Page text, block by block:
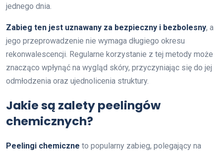
jednego dnia.
Zabieg ten jest uznawany za bezpieczny i bezbolesny, a
jego przeprowadzenie nie wymaga długiego okresu
rekonwalescencji. Regularne korzystanie z tej metody może
znacząco wpłynąć na wygląd skóry, przyczyniając się do jej
odmłodzenia oraz ujednolicenia struktury.
Jakie są zalety peelingów
chemicznych?
Peelingi chemiczne to popularny zabieg, polegający na